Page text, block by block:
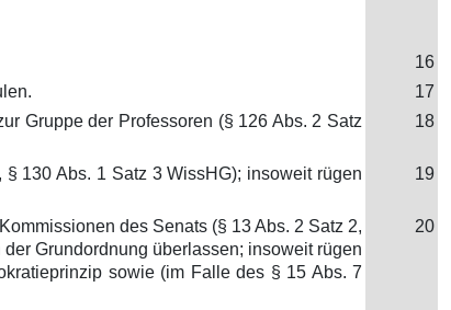
16
17
Gruppe der Professoren (§ 126 Abs. 2 Satz
18
130 Abs. 1 Satz 3 WissHG); insoweit rügen
19
des Senats (§ 13 Abs. 2 Satz 2,
Grundordnung überlassen; insoweit rügen
sowie (im Falle des § 15 Abs. 7
20